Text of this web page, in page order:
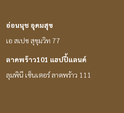
อ่อนนุช อุดมสุข
เอ สเปซ สุขุมวิท 77
ลาดพร้าว101 แฮปปี้แลนด์
ลุมพินี เซ็นเตอร์ ลาดพร้าว 111